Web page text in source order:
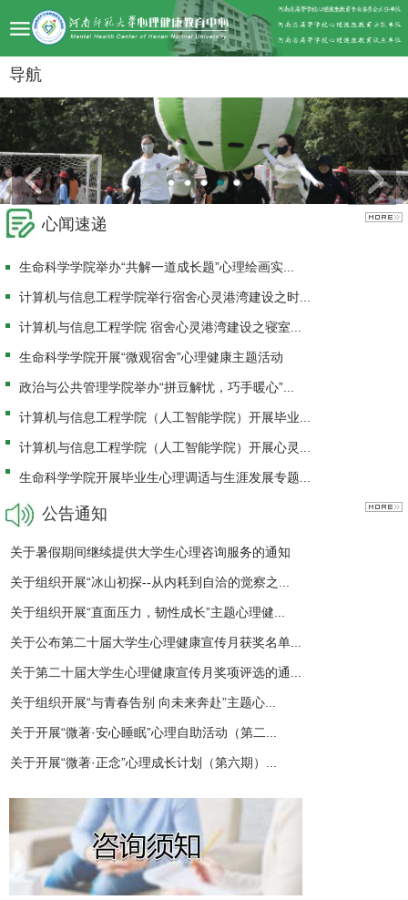
导航
心闻速递
生命科学学院举办“共解一道成长题”心理绘画实...
计算机与信息工程学院举行宿舍心灵港湾建设之时...
计算机与信息工程学院 宿舍心灵港湾建设之寝室...
生命科学学院开展“微观宿舍”心理健康主题活动
政治与公共管理学院举办“拼豆解忧，巧手暖心”...
计算机与信息工程学院（人工智能学院）开展毕业...
计算机与信息工程学院（人工智能学院）开展心灵...
生命科学学院开展毕业生心理调适与生涯发展专题...
公告通知
关于暑假期间继续提供大学生心理咨询服务的通知
关于组织开展“冰山初探--从内耗到自洽的觉察之...
关于组织开展“直面压力，韧性成长”主题心理健...
关于公布第二十届大学生心理健康宣传月获奖名单...
关于第二十届大学生心理健康宣传月奖项评选的通...
关于组织开展“与青春告别 向未来奔赴”主题心...
关于开展“微著·安心睡眠”心理自助活动（第二...
关于开展“微著·正念”心理成长计划（第六期）...